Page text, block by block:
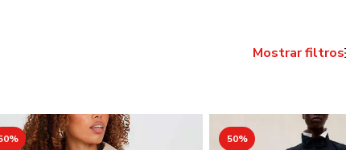
Mostrar filtros
50%